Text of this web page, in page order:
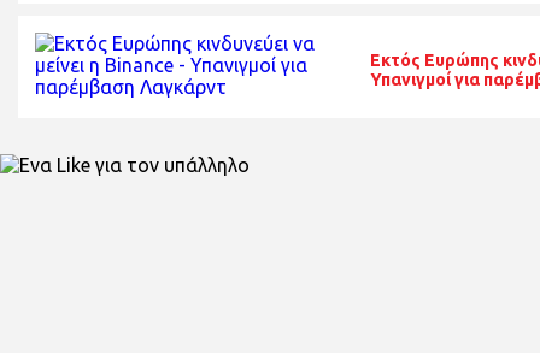
Εκτός Ευρώπης
Υπανιγμοί για